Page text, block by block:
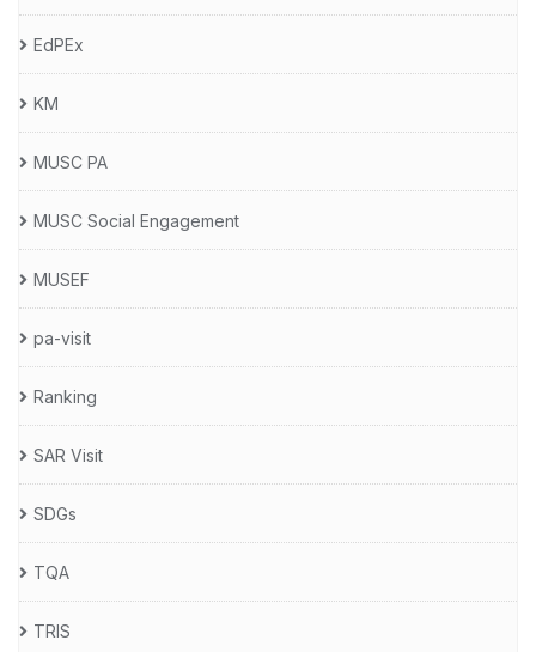
EdPEx
KM
MUSC PA
MUSC Social Engagement
MUSEF
pa-visit
Ranking
SAR Visit
SDGs
TQA
TRIS